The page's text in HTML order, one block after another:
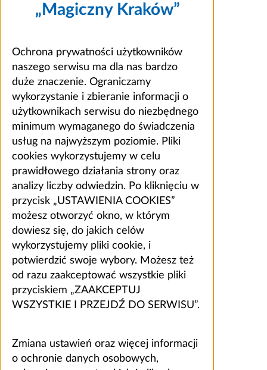
„Magiczny Kraków”
Ochrona prywatności użytkowników
naszego serwisu ma dla nas bardzo
duże znaczenie. Ograniczamy
wykorzystanie i zbieranie informacji o
użytkownikach serwisu do niezbędnego
minimum wymaganego do świadczenia
usług na najwyższym poziomie. Pliki
cookies wykorzystujemy w celu
prawidłowego działania strony oraz
analizy liczby odwiedzin. Po kliknięciu w
przycisk „USTAWIENIA COOKIES”
możesz otworzyć okno, w którym
dowiesz się, do jakich celów
wykorzystujemy pliki cookie, i
potwierdzić swoje wybory. Możesz też
od razu zaakceptować wszystkie pliki
przyciskiem „ZAAKCEPTUJ
WSZYSTKIE I PRZEJDŹ DO SERWISU”.
Zmiana ustawień oraz więcej informacji
o ochronie danych osobowych,